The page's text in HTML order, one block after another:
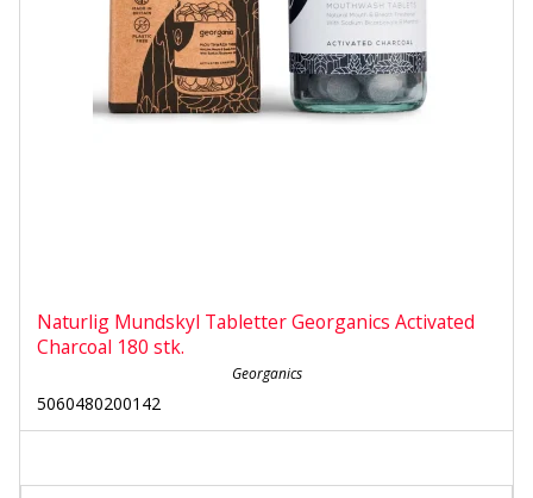
Naturlig Mundskyl Tabletter Georganics Activated
Charcoal 180 stk.
Georganics
5060480200142